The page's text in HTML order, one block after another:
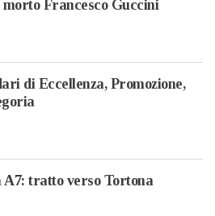
Francesco Guccini
di Eccellenza, Promozione,
A7: tratto verso Tortona